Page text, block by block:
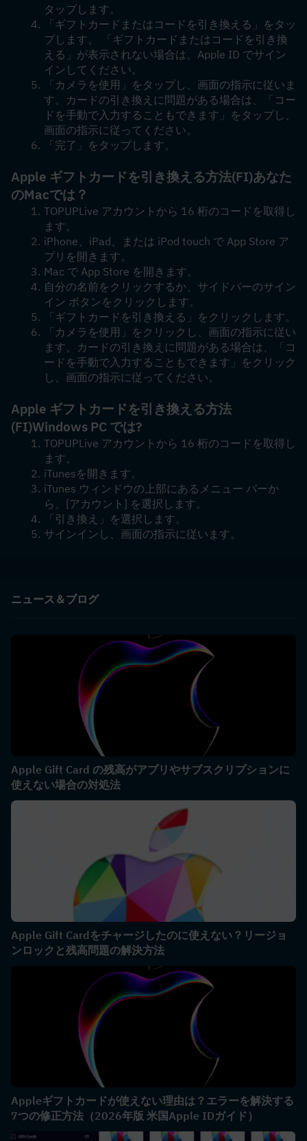
タップします。
「ギフトカードまたはコードを引き換える」をタッ
プします。 「ギフトカードまたはコードを引き換
える」が表示されない場合は、Apple ID でサイン
インしてください。
「カメラを使用」をタップし、画面の指示に従いま
す。カードの引き換えに問題がある場合は、「コー
ドを手動で入力することもできます」をタップし、
画面の指示に従ってください。
「完了」をタップします。
Apple ギフトカードを引き換える方法(FI)あなた
のMacでは？
TOPUPLive アカウントから 16 桁のコードを取得し
ます。
iPhone、iPad、または iPod touch で App Store ア
プリを開きます。
Mac で App Store を開きます。
自分の名前をクリックするか、サイドバーのサイン
イン ボタンをクリックします。
「ギフトカードを引き換える」をクリックします。
「カメラを使用」をクリックし、画面の指示に従い
ます。カードの引き換えに問題がある場合は、「コ
ードを手動で入力することもできます」をクリック
し、画面の指示に従ってください。
Apple ギフトカードを引き換える方法
(FI)Windows PC では?
TOPUPLive アカウントから 16 桁のコードを取得し
ます。
iTunesを開きます。
iTunes ウィンドウの上部にあるメニュー バーか
ら、[アカウント] を選択します。
「引き換え」を選択します。
サインインし、画面の指示に従います。
ニュース＆ブログ
Apple Gift Card の残高がアプリやサブスクリプションに
使えない場合の対処法
Apple Gift Cardをチャージしたのに使えない？リージョ
ンロックと残高問題の解決方法
Appleギフトカードが使えない理由は？エラーを解決する
7つの修正方法（2026年版 米国Apple IDガイド）